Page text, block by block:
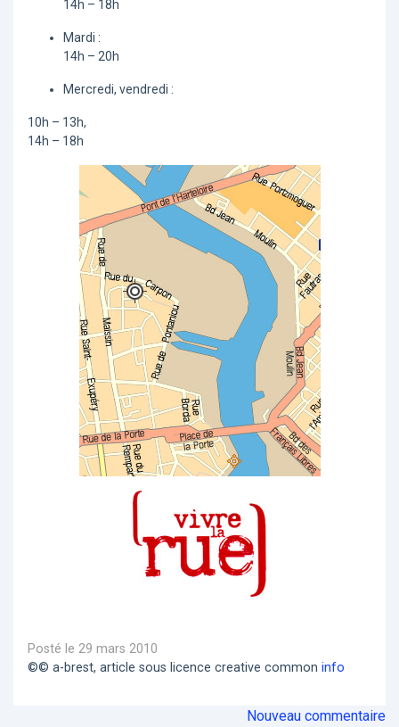
14h – 18h
Mardi :
14h – 20h
Mercredi, vendredi :
10h – 13h,
14h – 18h
Posté le 29 mars 2010
©© a-brest, article sous licence creative common info
Nouveau commentaire